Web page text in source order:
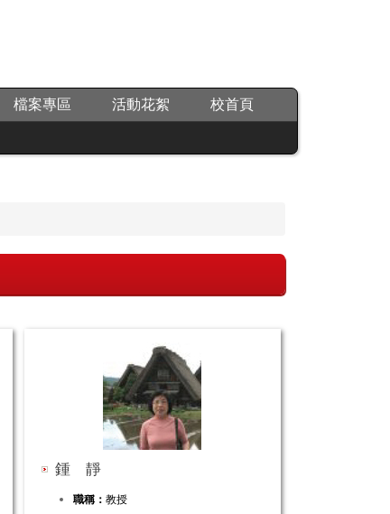
檔案專區 活動花絮 校首頁
鍾 靜
職稱： 教授